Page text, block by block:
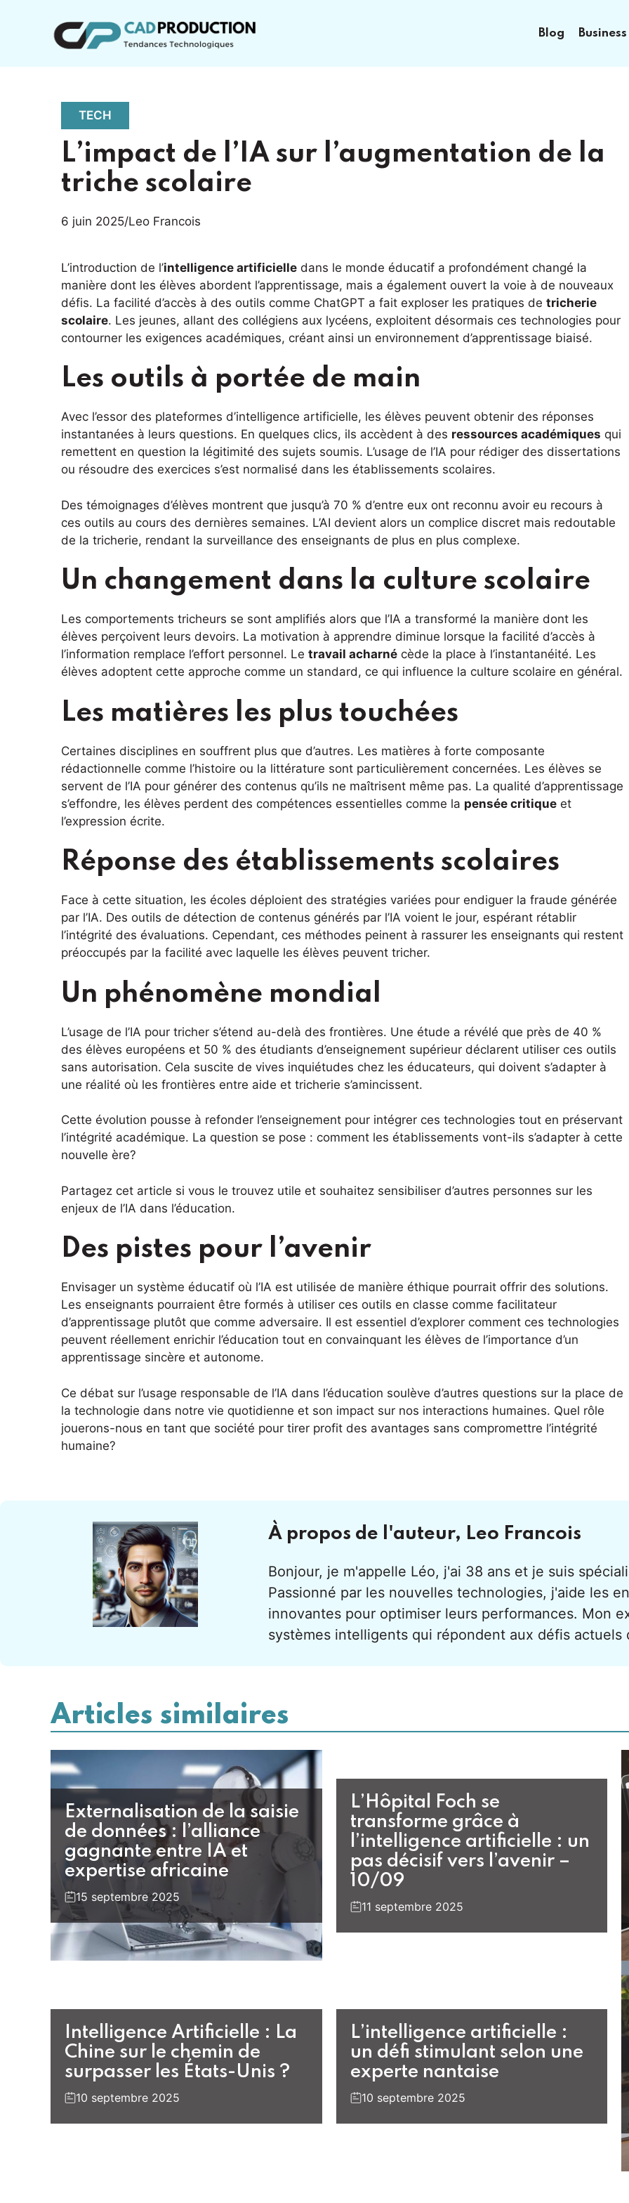
Blog Business
TECH
L’impact de l’IA sur l’augmentation de la
triche scolaire
6 juin 2025/Leo Francois
L’introduction de l’intelligence artificielle dans le monde éducatif a profondément changé la
manière dont les élèves abordent l’apprentissage, mais a également ouvert la voie à de nouveaux
défis. La facilité d’accès à des outils comme ChatGPT a fait exploser les pratiques de tricherie
scolaire. Les jeunes, allant des collégiens aux lycéens, exploitent désormais ces technologies pour
contourner les exigences académiques, créant ainsi un environnement d’apprentissage biaisé.
Les outils à portée de main
Avec l’essor des plateformes d’intelligence artificielle, les élèves peuvent obtenir des réponses
instantanées à leurs questions. En quelques clics, ils accèdent à des ressources académiques qui
remettent en question la légitimité des sujets soumis. L’usage de l’IA pour rédiger des dissertations
ou résoudre des exercices s’est normalisé dans les établissements scolaires.
Des témoignages d’élèves montrent que jusqu’à 70 % d’entre eux ont reconnu avoir eu recours à
ces outils au cours des dernières semaines. L’AI devient alors un complice discret mais redoutable
de la tricherie, rendant la surveillance des enseignants de plus en plus complexe.
Un changement dans la culture scolaire
Les comportements tricheurs se sont amplifiés alors que l’IA a transformé la manière dont les
élèves perçoivent leurs devoirs. La motivation à apprendre diminue lorsque la facilité d’accès à
l’information remplace l’effort personnel. Le travail acharné cède la place à l’instantanéité. Les
élèves adoptent cette approche comme un standard, ce qui influence la culture scolaire en général.
Les matières les plus touchées
Certaines disciplines en souffrent plus que d’autres. Les matières à forte composante
rédactionnelle comme l’histoire ou la littérature sont particulièrement concernées. Les élèves se
servent de l’IA pour générer des contenus qu’ils ne maîtrisent même pas. La qualité d’apprentissage
s’effondre, les élèves perdent des compétences essentielles comme la pensée critique et
l’expression écrite.
Réponse des établissements scolaires
Face à cette situation, les écoles déploient des stratégies variées pour endiguer la fraude générée
par l’IA. Des outils de détection de contenus générés par l’IA voient le jour, espérant rétablir
l’intégrité des évaluations. Cependant, ces méthodes peinent à rassurer les enseignants qui restent
préoccupés par la facilité avec laquelle les élèves peuvent tricher.
Un phénomène mondial
L’usage de l’IA pour tricher s’étend au-delà des frontières. Une étude a révélé que près de 40 %
des élèves européens et 50 % des étudiants d’enseignement supérieur déclarent utiliser ces outils
sans autorisation. Cela suscite de vives inquiétudes chez les éducateurs, qui doivent s’adapter à
une réalité où les frontières entre aide et tricherie s’amincissent.
Cette évolution pousse à refonder l’enseignement pour intégrer ces technologies tout en préservant
l’intégrité académique. La question se pose : comment les établissements vont-ils s’adapter à cette
nouvelle ère?
Partagez cet article si vous le trouvez utile et souhaitez sensibiliser d’autres personnes sur les
enjeux de l’IA dans l’éducation.
Des pistes pour l’avenir
Envisager un système éducatif où l’IA est utilisée de manière éthique pourrait offrir des solutions.
Les enseignants pourraient être formés à utiliser ces outils en classe comme facilitateur
d’apprentissage plutôt que comme adversaire. Il est essentiel d’explorer comment ces technologies
peuvent réellement enrichir l’éducation tout en convainquant les élèves de l’importance d’un
apprentissage sincère et autonome.
Ce débat sur l’usage responsable de l’IA dans l’éducation soulève d’autres questions sur la place de
la technologie dans notre vie quotidienne et son impact sur nos interactions humaines. Quel rôle
jouerons-nous en tant que société pour tirer profit des avantages sans compromettre l’intégrité
humaine?
À propos de l'auteur, Leo Francois
Bonjour, je m'appelle Léo, j'ai 38 ans et je suis
Passionné par les nouvelles technologies, j'aide les
innovantes pour optimiser leurs performances. Mon
systèmes intelligents qui répondent aux défis actuels
Articles similaires
Externalisation de la saisie
de données : l’alliance
gagnante entre IA et
expertise africaine
15 septembre 2025
L’Hôpital Foch se
transforme grâce à
l’intelligence artificielle : un
pas décisif vers l’avenir –
10/09
11 septembre 2025
Intelligence Artificielle : La
Chine sur le chemin de
surpasser les États-Unis ?
10 septembre 2025
L’intelligence artificielle :
un défi stimulant selon une
experte nantaise
10 septembre 2025